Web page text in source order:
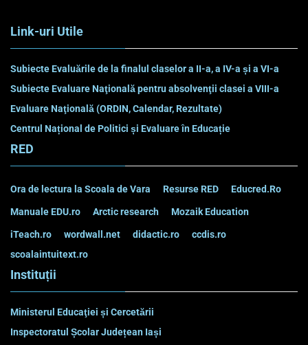
Link-uri Utile
Subiecte Evaluările de la finalul claselor a II-a, a IV-a și a VI-a
Subiecte Evaluare Naţională pentru absolvenţii clasei a VIII-a
Evaluare Naţională (ORDIN, Calendar, Rezultate)
Centrul Național de Politici și Evaluare în Educație
RED
Ora de lectura la Scoala de Vara Resurse RED Educred.Ro
Manuale EDU.ro Arctic research Mozaik Education
iTeach.ro wordwall.net didactic.ro
ccdis.ro
scoalaintuitext.ro
Instituții
Ministerul Educaţiei și Cercetării
Inspectoratul Școlar Județean Iași